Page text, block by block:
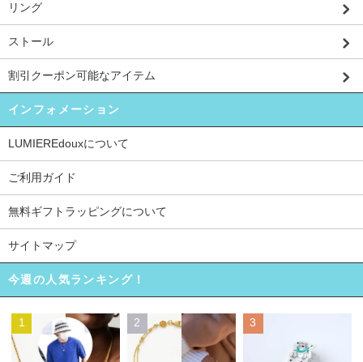
リング
ストール
割引クーポン可能なアイテム
インフォメーション
LUMIEREdouxについて
ご利用ガイド
無料ギフトラッピングについて
サイトマップ
今週の人気ランキング！
1 2 3